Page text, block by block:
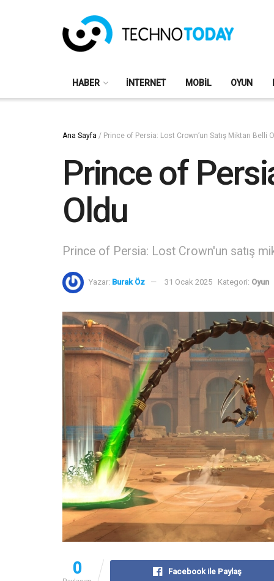
HABER İNTERNET MOBIL OYUN
Ana Sayfa / Prince of Persia: Lost Crown’un Satış Miktarı Belli
Prince of
Oldu
Prince of Persia: Lost Crown'un satış
Yazar: Burak Öz 31 Ocak 2025 Kategori: Oyun
0 Facebook ile Paylaş